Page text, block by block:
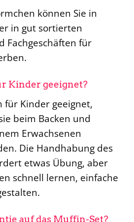
können Sie in
in gut sortierten
Fachgeschäften für
Kinder geeignet?
für Kinder geeignet,
beim Backen und
Erwachsenen
Die Handhabung des
etwas Übung, aber
schnell lernen, einfache
auf das Muffin-Set?